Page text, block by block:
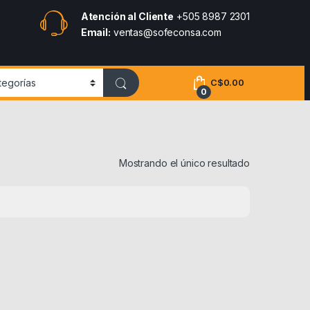
Atención al Cliente +505 8987 2301
Email: ventas@sofeconsa.com
0
C$0.00
Mostrando el único resultado